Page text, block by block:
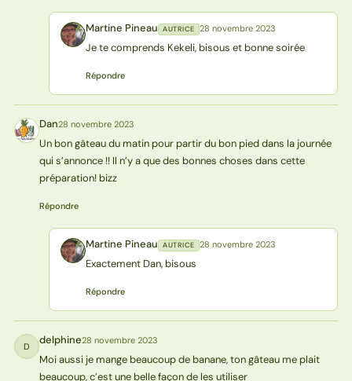
MP Martine Pineau AUTRICE 28 novembre 2023
Je te comprends Kekeli, bisous et bonne soirée
Répondre
D Dan28 novembre 2023
Un bon gâteau du matin pour partir du bon pied dans la journée
qui s’annonce !! Il n’y a que des bonnes choses dans cette
préparation! bizz
Répondre
MP Martine Pineau AUTRICE 28 novembre 2023
Exactement Dan, bisous
Répondre
D delphine28 novembre 2023
Moi aussi je mange beaucoup de banane, ton gâteau me plait
beaucoup, c’est une belle façon de les utiliser